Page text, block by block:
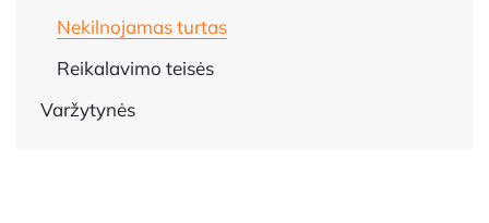
Nekilnojamas turtas
Reikalavimo teisės
Varžytynės